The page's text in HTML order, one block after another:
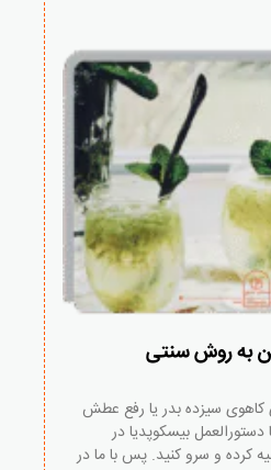
به روش سنتی
سیزده بدر یا رفع عطش
بیسکوپدیا در
کرده و سرو کنید. پس با ما در